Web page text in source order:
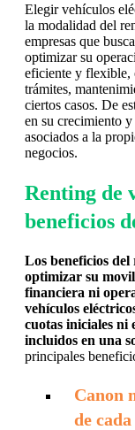
Elegir vehículos
la modalidad del
empresas que
optimizar su
eficiente y flexible,
trámites,
ciertos casos. De
en su crecimiento
asociados a la
negocios.
Renting de
beneficios
Los beneficios del
optimizar su
financiera ni
vehículos
cuotas iniciales ni
incluidos en una
principales
Canon
de